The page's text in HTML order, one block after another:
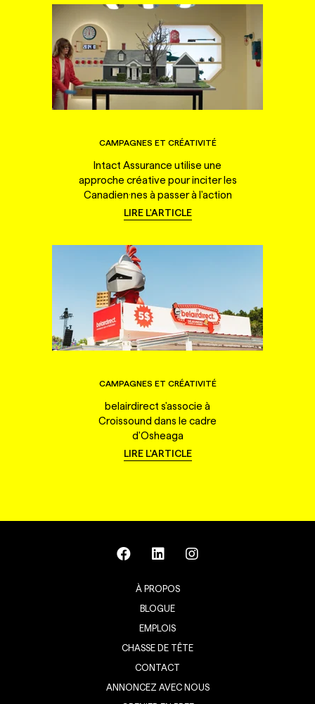
CAMPAGNES ET CRÉATIVITÉ
Intact Assurance utilise une
approche créative pour inciter les
Canadien·nes à passer à l'action
LIRE L'ARTICLE
CAMPAGNES ET CRÉATIVITÉ
belairdirect s'associe à
Croissound dans le cadre
d'Osheaga
LIRE L'ARTICLE
À PROPOS
BLOGUE
EMPLOIS
CHASSE DE TÊTE
CONTACT
ANNONCEZ AVEC NOUS